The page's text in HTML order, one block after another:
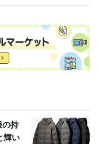
の持
輝い